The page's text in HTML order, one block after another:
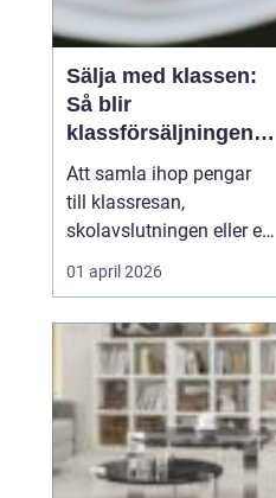
Sälja med klassen:
Så blir
klassförsäljningen
både rolig och
lönsam
Att samla ihop pengar
till klassresan,
skolavslutningen eller ett
gemensamt projekt har
blivit en naturlig del av
gör man insamlingen
både effektiv, rättvis och
hanterbar för alla
inblandade? När en kla...
01 april 2026